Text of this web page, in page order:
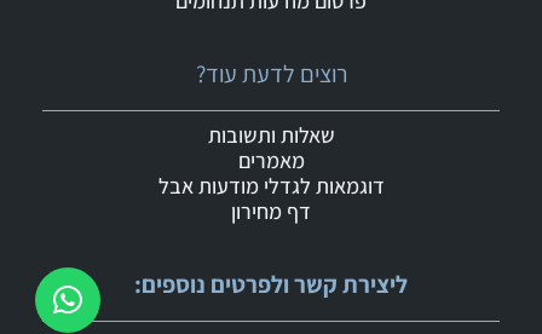
ליצירת קשר ולפרטים נוספים:
רוצים לדעת עוד?
שאלות ותשובות
מאמרים
דוגמאות לגדלי מודעות אבל
דף מחירון